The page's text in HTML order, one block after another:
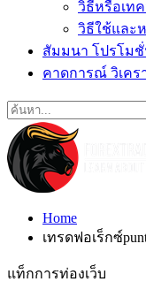
วิธีหรือเทค
วิธีใช้และห
สัมมนา โปรโม
คาดการณ์ วิเคร
Home
เทรดฟอเร็กซ์
แท็กการท่องเว็บ